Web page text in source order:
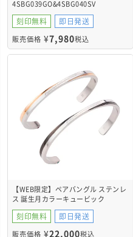
4SBG039GO&4SBG040SV
刻印無料 即日発送
販売価格 ¥7,980税込
【WEB限定】ペアバングル ステンレ
ス 誕生月カラーキュービック
4SBG035GO&4SBG035BK
刻印無料 即日発送
販売価格 ¥22,000税込